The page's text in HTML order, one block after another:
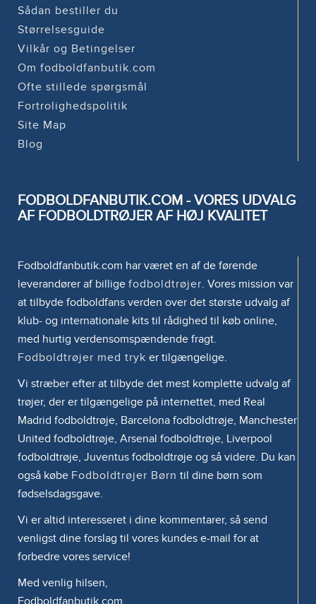
Sådan bestiller du
Størrelsesguide
Vilkår og Betingelser
Om fodboldfanbutik.com
Ofte stillede spørgsmål
Fortrolighedspolitik
Site Map
Blog
FODBOLDFANBUTIK.COM - VORES UDVALG
AF FODBOLDTRØJER AF HØJ KVALITET
Fodboldfanbutik.com har været en af de førende
leverandører af billige fodboldtrøjer. Vores mission var
at tilbyde fodboldfans verden over det største udvalg af
klub- og internationale kits til rådighed til køb online,
med hurtig verdensomspændende fragt.
Fodboldtrøjer med tryk er tilgængelige.
Vi stræber efter at tilbyde det mest komplette udvalg af
trøjer, der er tilgængelige på internettet, med Real
Madrid fodboldtrøje, Barcelona fodboldtrøje, Manchester
United fodboldtrøje, Arsenal fodboldtrøje, Liverpool
fodboldtrøje, Juventus fodboldtrøje og så videre. Du kan
også købe Fodboldtrøjer Børn til dine børn som
fødselsdagsgave.
Vi er altid interesseret i dine kommentarer, så send
venligst dine forslag til vores kundes e-mail for at
forbedre vores service!
Med venlig hilsen,